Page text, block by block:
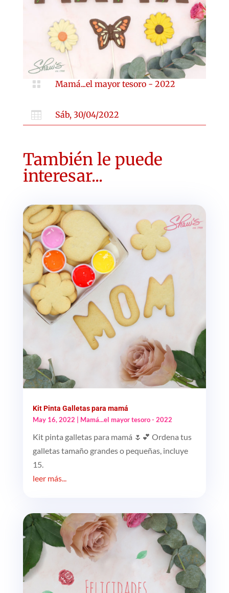
 Mamá...el mayor tesoro - 2022
 Sáb, 30/04/2022
También le puede
interesar...
Kit Pinta Galletas para mamá
May 16, 2022
Mamá...el mayor tesoro - 2022
Kit pinta galletas para mamá 🌷💕 Ordena tus
galletas tamaño grandes o pequeñas, incluye
15.
leer más...